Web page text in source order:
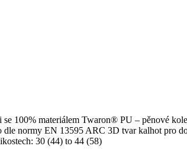
100% materiálem Twaron® PU – pěnové
normy EN 13595 ARC 3D tvar kalhot pro
30 (44) to 44 (58)